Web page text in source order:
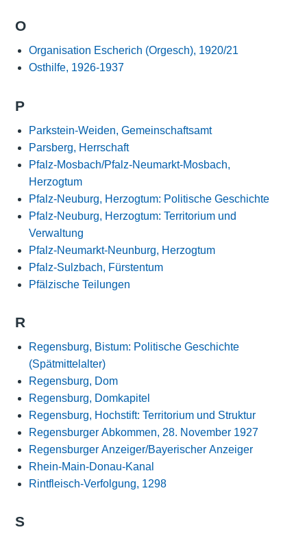
O
Organisation Escherich (Orgesch), 1920/21
Osthilfe, 1926-1937
P
Parkstein-Weiden, Gemeinschaftsamt
Parsberg, Herrschaft
Pfalz-Mosbach/Pfalz-Neumarkt-Mosbach,
Herzogtum
Pfalz-Neuburg, Herzogtum: Politische Geschichte
Pfalz-Neuburg, Herzogtum: Territorium und
Verwaltung
Pfalz-Neumarkt-Neunburg, Herzogtum
Pfalz-Sulzbach, Fürstentum
Pfälzische Teilungen
R
Regensburg, Bistum: Politische Geschichte
(Spätmittelalter)
Regensburg, Dom
Regensburg, Domkapitel
Regensburg, Hochstift: Territorium und Struktur
Regensburger Abkommen, 28. November 1927
Regensburger Anzeiger/Bayerischer Anzeiger
Rhein-Main-Donau-Kanal
Rintfleisch-Verfolgung, 1298
S